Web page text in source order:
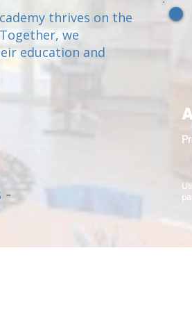
thrives on the
we
education and
-